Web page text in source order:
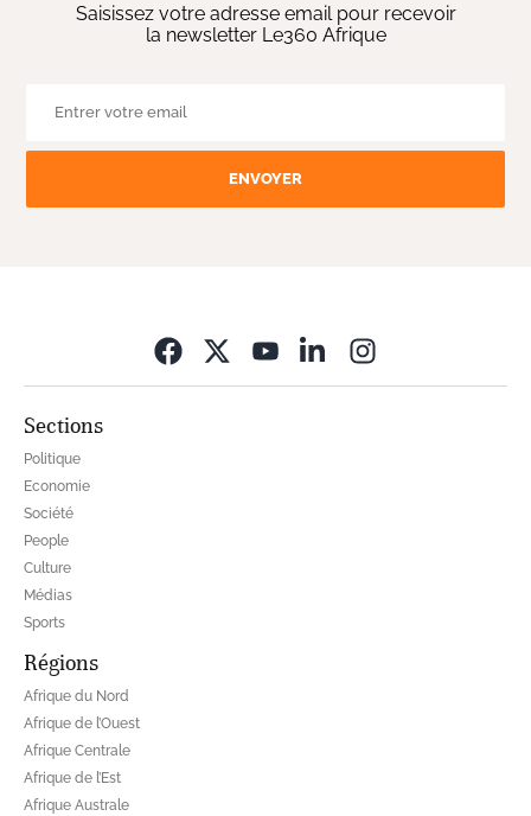
Saisissez votre adresse email pour recevoir
la newsletter Le360 Afrique
ENVOYER
Sections
Politique
Economie
Société
People
Culture
Médias
Sports
Régions
Afrique du Nord
Afrique de l’Ouest
Afrique Centrale
Afrique de l’Est
Afrique Australe